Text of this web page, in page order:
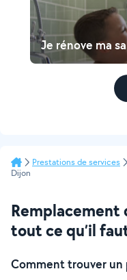
Je rénove ma
Prestations de services
Dijon
Remplacement
tout ce qu’il
Comment trouver un